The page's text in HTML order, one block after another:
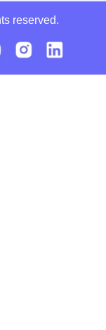
reserved.